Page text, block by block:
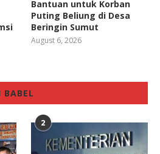
Bantuan untuk Korban
Puting Beliung di Desa
Beringin Sumut
August 6, 2026
BABEL
2